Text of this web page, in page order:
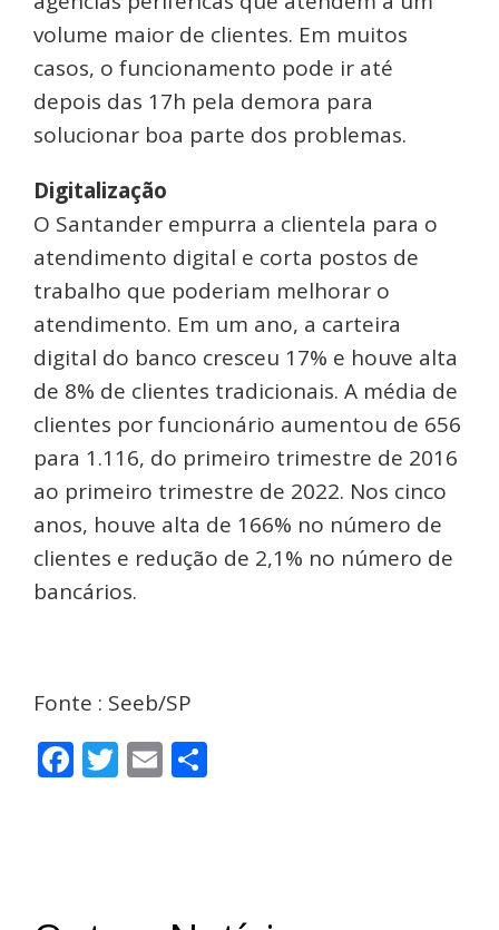
volume maior de clientes. Em muitos
casos, o funcionamento pode ir até
depois das 17h pela demora para
solucionar boa parte dos problemas.
Digitalização
O Santander empurra a clientela para o
atendimento digital e corta postos de
trabalho que poderiam melhorar o
atendimento. Em um ano, a carteira
digital do banco cresceu 17% e houve alta
de 8% de clientes tradicionais. A média de
clientes por funcionário aumentou de 656
para 1.116, do primeiro trimestre de 2016
ao primeiro trimestre de 2022. Nos cinco
anos, houve alta de 166% no número de
clientes e redução de 2,1% no número de
bancários.
Fonte : Seeb/SP
Facebook
Twitter
Email